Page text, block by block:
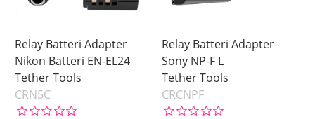
Relay Batteri Adapter
Nikon Batteri EN-EL24
Tether Tools
CRN5C
Relay Batteri Adapter
Sony NP-F L
Tether Tools
CRCNPF